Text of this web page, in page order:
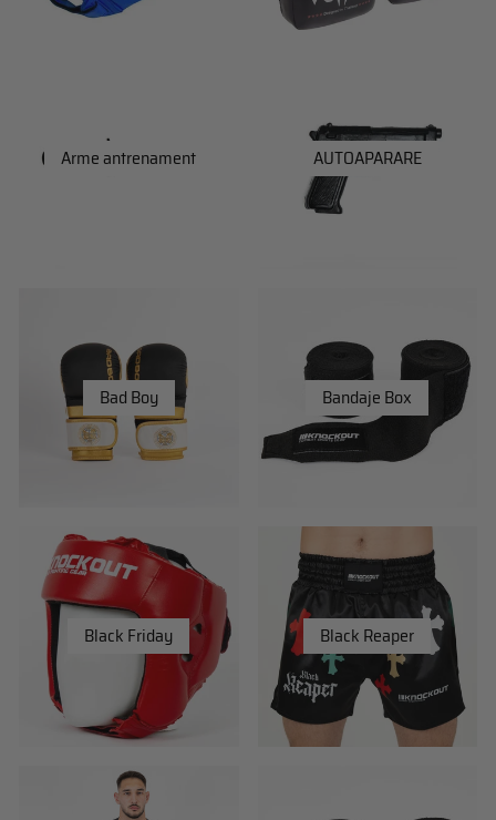
Arme antrenament AUTOAPARARE
Bad Boy Bandaje Box
Black Friday Black Reaper